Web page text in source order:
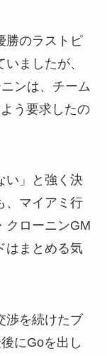
勝のラストピ
ましたが、
ンは、チーム
う要求したの
い」と強く決
、マイアミ行
クローニンGM
はまとめる気
渉を続けたブ
にGoを出し